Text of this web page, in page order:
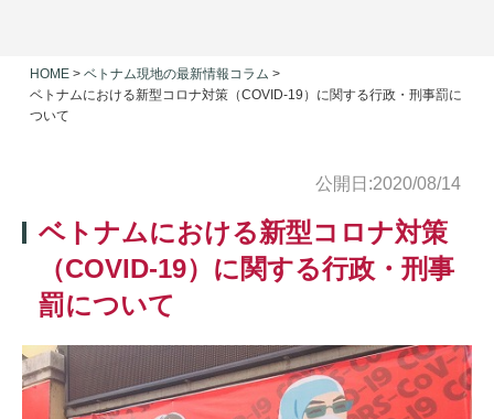
HOME > ベトナム現地の最新情報コラム >
ベトナムにおける新型コロナ対策（COVID-19）に関する行政・刑事罰に
ついて
公開日:2020/08/14
ベトナムにおける新型コロナ対策
（COVID-19）に関する行政・刑事
罰について